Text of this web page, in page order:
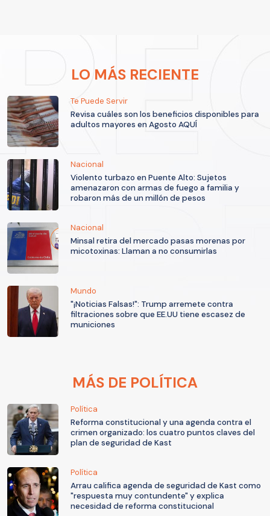
LO MÁS RECIENTE
Te Puede Servir
Revisa cuáles son los beneficios disponibles para
adultos mayores en Agosto AQUÍ
Nacional
Violento turbazo en Puente Alto: Sujetos
amenazaron con armas de fuego a familia y
robaron más de un millón de pesos
Nacional
Minsal retira del mercado pasas morenas por
micotoxinas: Llaman a no consumirlas
Mundo
"¡Noticias Falsas!": Trump arremete contra
filtraciones sobre que EE.UU tiene escasez de
municiones
MÁS DE POLÍTICA
Política
Reforma constitucional y una agenda contra el
crimen organizado: los cuatro puntos claves del
plan de seguridad de Kast
Política
Arrau califica agenda de seguridad de Kast como
"respuesta muy contundente" y explica
necesidad de reforma constitucional